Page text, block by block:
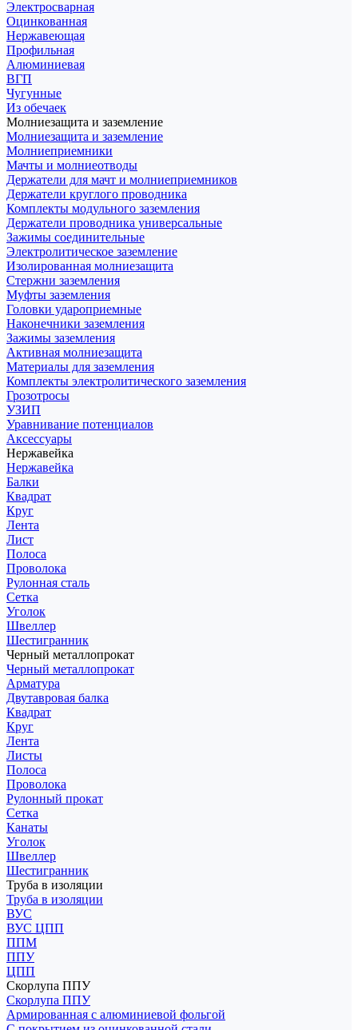
Электросварная
Оцинкованная
Нержавеющая
Профильная
Алюминиевая
ВГП
Чугунные
Из обечаек
Молниезащита и заземление
Молниезащита и заземление
Молниеприемники
Мачты и молниеотводы
Держатели для мачт и молниеприемников
Держатели круглого проводника
Комплекты модульного заземления
Держатели проводника универсальные
Зажимы соединительные
Электролитическое заземление
Изолированная молниезащита
Стержни заземления
Муфты заземления
Головки удароприемные
Наконечники заземления
Зажимы заземления
Активная молниезащита
Материалы для заземления
Комплекты электролитического заземления
Грозотросы
УЗИП
Уравнивание потенциалов
Аксессуары
Нержавейка
Нержавейка
Балки
Квадрат
Круг
Лента
Лист
Полоса
Проволока
Рулонная сталь
Сетка
Уголок
Швеллер
Шестигранник
Черный металлопрокат
Черный металлопрокат
Арматура
Двутавровая балка
Квадрат
Круг
Лента
Листы
Полоса
Проволока
Рулонный прокат
Сетка
Канаты
Уголок
Швеллер
Шестигранник
Труба в изоляции
Труба в изоляции
ВУС
ВУС ЦПП
ППМ
ППУ
ЦПП
Скорлупа ППУ
Скорлупа ППУ
Армированная с алюминиевой фольгой